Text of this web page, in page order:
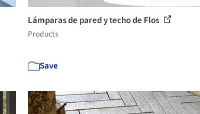
Lámparas de pared y techo de Flos
Products
Save